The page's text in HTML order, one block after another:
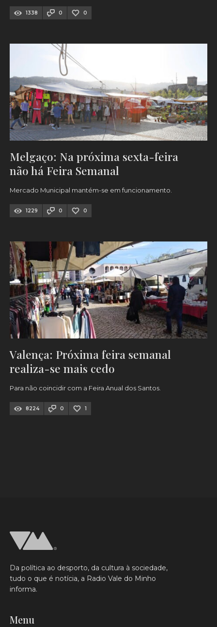
1338 0 0
Melgaço: Na próxima sexta-feira
não há Feira Semanal
Mercado Municipal mantém-se em funcionamento.
1229 0 0
Valença: Próxima feira semanal
realiza-se mais cedo
Para não coincidir com a Feira Anual dos Santos.
8224 0 1
Da política ao desporto, da cultura à sociedade,
tudo o que é notícia, a Radio Vale do Minho
informa.
Menu